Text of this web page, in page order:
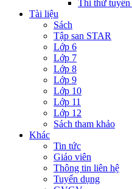
Thi thử
Tài liệu
Sách
Tập san STAR
Lớp 6
Lớp 7
Lớp 8
Lớp 9
Lớp 10
Lớp 11
Lớp 12
Sách tham khảo
Khác
Tin tức
Giáo viên
Thông tin liên hệ
Tuyển dụng